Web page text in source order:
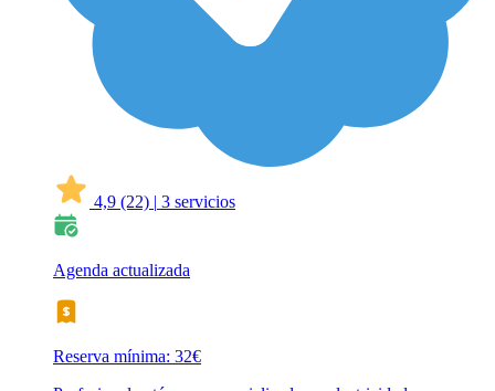
4,9 (22) | 3 servicios
Agenda actualizada
Reserva mínima: 32€